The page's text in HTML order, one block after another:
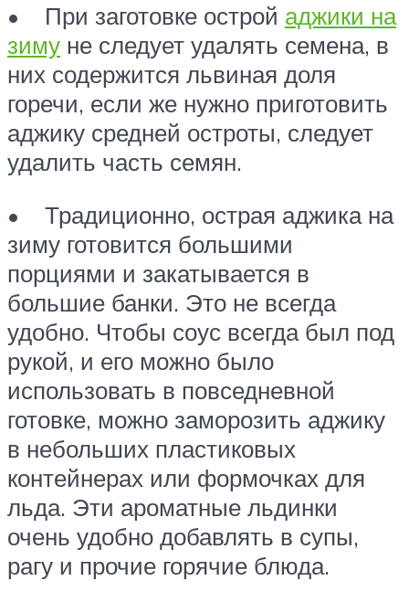
• При заготовке острой аджики на
зиму не следует удалять семена, в
них содержится львиная доля
горечи, если же нужно приготовить
аджику средней остроты, следует
удалить часть семян.
• Традиционно, острая аджика на
зиму готовится большими
порциями и закатывается в
большие банки. Это не всегда
удобно. Чтобы соус всегда был под
рукой, и его можно было
использовать в повседневной
готовке, можно заморозить аджику
в небольших пластиковых
контейнерах или формочках для
льда. Эти ароматные льдинки
очень удобно добавлять в супы,
рагу и прочие горячие блюда.